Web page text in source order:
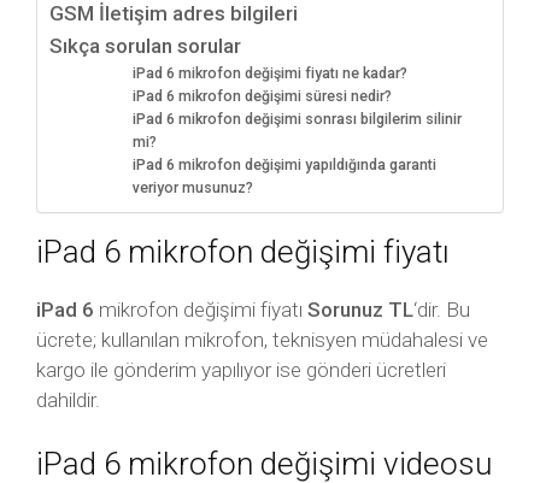
GSM İletişim adres bilgileri
Sıkça sorulan sorular
iPad 6 mikrofon değişimi fiyatı ne kadar?
iPad 6 mikrofon değişimi süresi nedir?
iPad 6 mikrofon değişimi sonrası bilgilerim silinir
mi?
iPad 6 mikrofon değişimi yapıldığında garanti
veriyor musunuz?
iPad 6 mikrofon değişimi fiyatı
iPad 6 mikrofon değişimi fiyatı Sorunuz TL‘dir. Bu
ücrete; kullanılan mikrofon, teknisyen müdahalesi ve
kargo ile gönderim yapılıyor ise gönderi ücretleri
dahildir.
iPad 6 mikrofon değişimi videosu